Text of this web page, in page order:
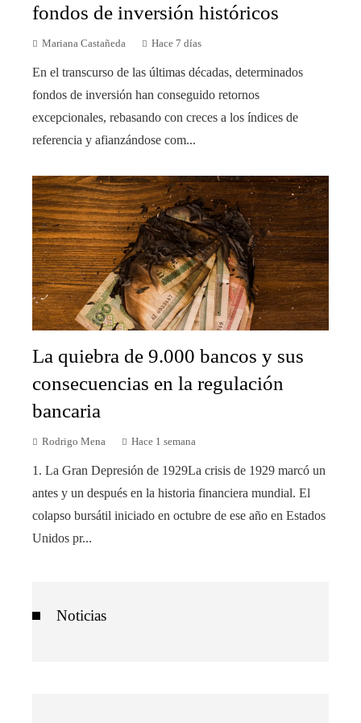
fondos de inversión históricos
Mariana Castañeda Hace 7 días
En el transcurso de las últimas décadas, determinados
fondos de inversión han conseguido retornos
excepcionales, rebasando con creces a los índices de
referencia y afianzándose com...
La quiebra de 9.000 bancos y sus
consecuencias en la regulación
bancaria
Rodrigo Mena Hace 1 semana
1. La Gran Depresión de 1929La crisis de 1929 marcó un
antes y un después en la historia financiera mundial. El
colapso bursátil iniciado en octubre de ese año en Estados
Unidos pr...
Noticias